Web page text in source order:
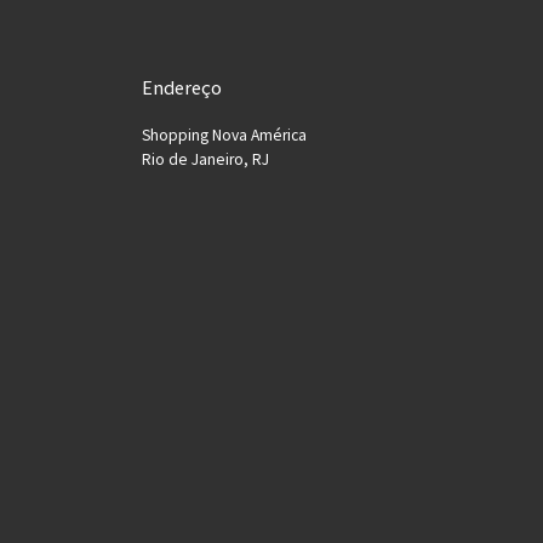
Endereço
Shopping Nova América
Rio de Janeiro, RJ